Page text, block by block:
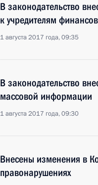
В законодательство
к учредителям
1 августа 2017 года, 09:35
В законодательство
массовой информации
1 августа 2017 года, 09:30
Внесены изменения в
правонарушениях